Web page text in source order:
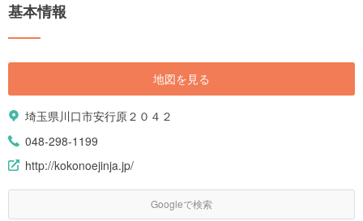
基本情報
地図を見る
埼玉県川口市安行原２０４２
048-298-1199
http://kokonoejinja.jp/
Googleで検索